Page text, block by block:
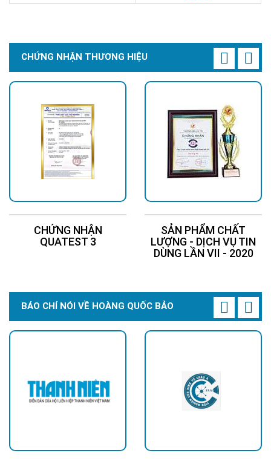
Chi Tiết Đặt Mua 32.394.000đ
CHỨNG NHẬN THƯƠNG HIỆU
CHỨNG NHẬN
QUATEST 3
SẢN PHẨM CHẤT
LƯỢNG - DỊCH VỤ TIN
DÙNG LẦN VII - 2020
BÁO CHÍ NÓI VỀ HOÀNG QUỐC BẢO